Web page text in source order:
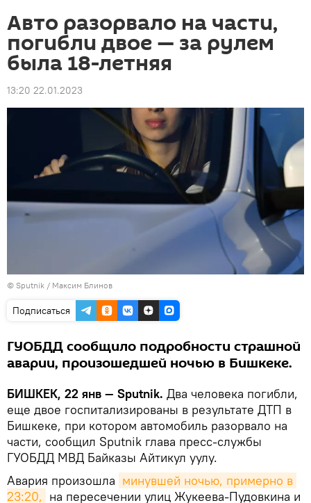
Авто разорвало на части,
погибли двое — за рулем
была 18-летняя
13:20 22.01.2023
© Sputnik / Максим Блинов
Подписаться
ГУОБДД сообщило подробности страшной
аварии, произошедшей ночью в Бишкеке.
БИШКЕК, 22 янв — Sputnik. Два человека погибли,
еще двое госпитализированы в результате ДТП в
Бишкеке, при котором автомобиль разорвало на
части, сообщил Sputnik глава пресс-службы
ГУОБДД МВД Байказы Айтикул уулу.
Авария произошла минувшей ночью, примерно в
23:20, на пересечении улиц Жукеева-Пудовкина и